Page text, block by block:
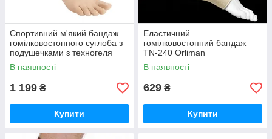
Спортивний м'який бандаж
гомілковостопного суглоба з
подушечками з техногеля
Orliman OS6240
В наявності
1 199 ₴
Купити
Еластичний
гомілковостопний бандаж
TN-240 Orliman
В наявності
629 ₴
Купити